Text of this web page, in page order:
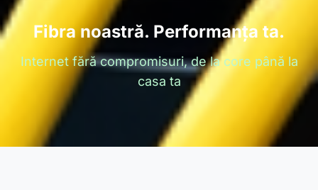
Fibra noastră. Performanța ta.
Internet fără compromisuri, de la core până la
casa ta